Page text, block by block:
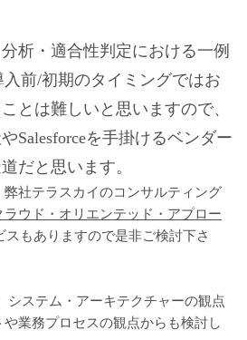
析・適合性判定における一例
入前/初期のタイミングではお
とは難しいと思いますので、
Salesforceを手掛けるベンダー
だと思います。
社テラスカイのコンサルティング
ラウド・オリエンテッド・アプロー
スもありますので是非ご検討下さ
システム・アーキテクチャーの観点
業務プロセスの観点からも検討し